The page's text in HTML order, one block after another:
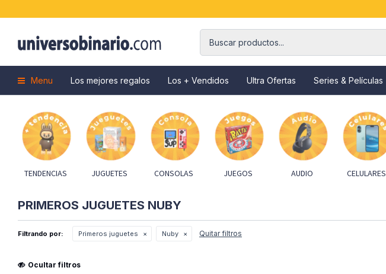
Menu Los mejores regalos Los + Vendidos Ultra Ofertas Series & Películas
TENDENCIAS JUGUETES CONSOLAS JUEGOS AUDIO CELULARES
PRIMEROS JUGUETES NUBY
Filtrando por: Primeros juguetes Nuby Quitar filtros
Ocultar filtros